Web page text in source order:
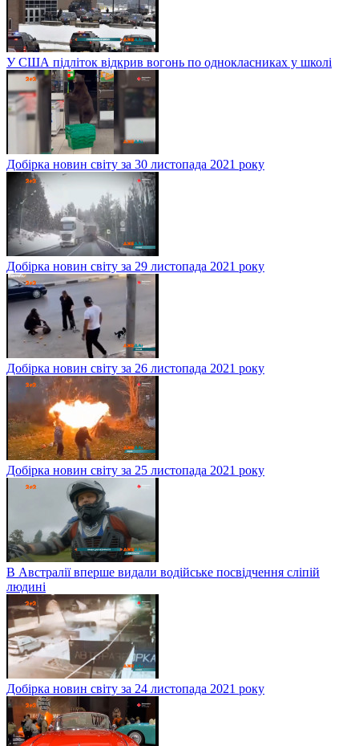
У США підліток відкрив вогонь по однокласниках у школі
Добірка новин світу за 30 листопада 2021 року
Добірка новин світу за 29 листопада 2021 року
Добірка новин світу за 26 листопада 2021 року
Добірка новин світу за 25 листопада 2021 року
В Австралії вперше видали водійське посвідчення сліпій
людині
Добірка новин світу за 24 листопада 2021 року